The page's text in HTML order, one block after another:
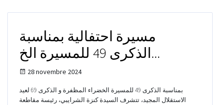
مسيرة احتفالية بمناسبة
الذكرى 49 للمسيرة الخ...
28 novembre 2024
بمناسبة الذكرى 49 للمسيرة الخضراء المظفرة و الذكرى 69 لعيد
الاستقلال المجيد، تتشرف السيدة كنزة الشرايبي، رئيسة مقاطعة